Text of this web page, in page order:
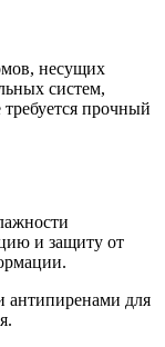
несущих
систем,
требуется прочный
и защиту от
антипиренами для